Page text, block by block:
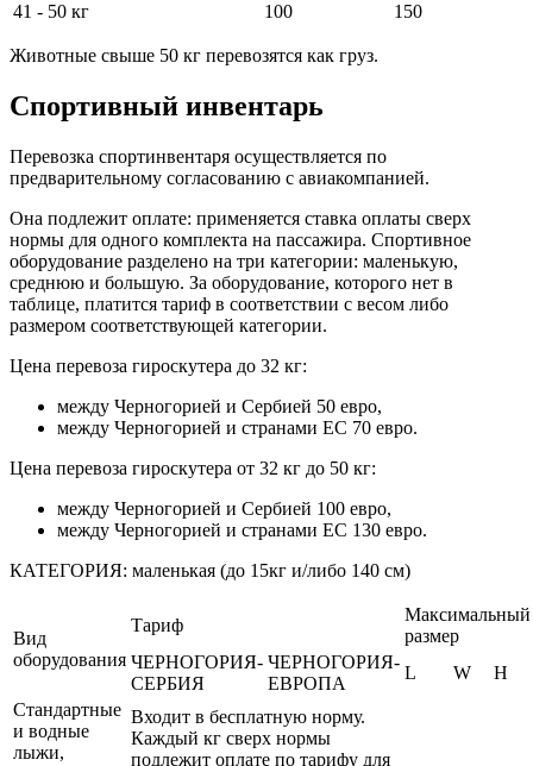
41 - 50 кг
100 150
Животные свыше 50 кг перевозятся как груз.
Спортивный инвентарь
Перевозка спортинвентаря осуществляется по
предварительному согласованию с авиакомпанией.
Она подлежит оплате: применяется ставка оплаты сверх
нормы для одного комплекта на пассажира. Спортивное
оборудование разделено на три категории: маленькую,
среднюю и большую. За оборудование, которого нет в
таблице, платится тариф в соответствии с весом либо
размером соответствующей категории.
Цена перевоза гироскутера до 32 кг:
между Черногорией и Сербией 50 евро,
между Черногорией и странами ЕС 70 евро.
Цена перевоза гироскутера от 32 кг до 50 кг:
между Черногорией и Сербией 100 евро,
между Черногорией и странами ЕС 130 евро.
КАТЕГОРИЯ: маленькая (до 15кг и/либо 140 cм)
Вид
оборудования
Тариф
Максимальный
размер
ЧЕРНОГОРИЯ-
СЕРБИЯ
ЧЕРНОГОРИЯ-
ЕВРОПА
L W
H
Стандартные
и водные
лыжи,
Входит в бесплатную норму.
Каждый кг сверх нормы
подлежит оплате по тарифу для